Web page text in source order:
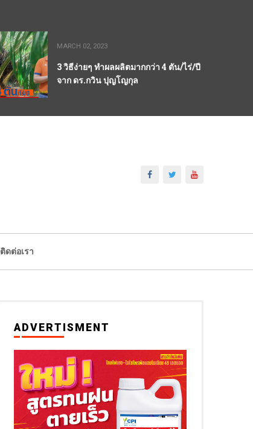
MARCH 02, 2023
3 วิธีง่ายๆ ทำผลผลิตมากกว่า 4 ตัน/ไร่/ปี
จาก ดร.กวิน ปุญโญกุล
ติดต่อเรา
ADVERTISMENT